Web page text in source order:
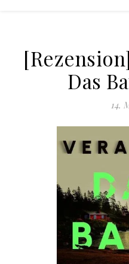
Das
14.